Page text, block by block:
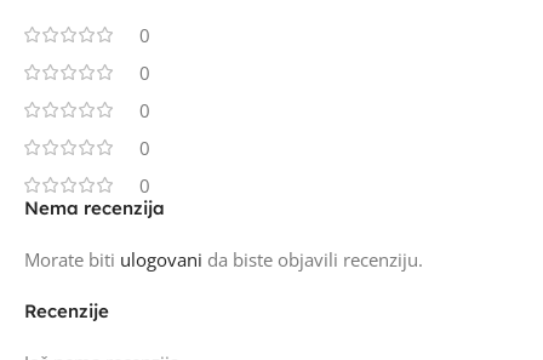
0
0
0
0
0
Recenzije
Nema recenzija
Morate biti ulogovani da biste objavili recenziju.